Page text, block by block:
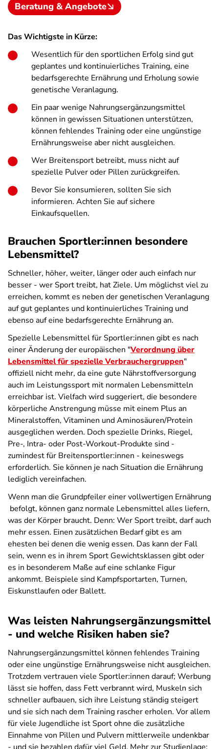
Beratung & Angebote
Das Wichtigste in Kürze:
Wesentlich für den sportlichen Erfolg sind gut
geplantes und kontinuierliches Training, eine
bedarfsgerechte Ernährung und Erholung sowie
genetische Veranlagung.
Ein paar wenige Nahrungsergänzungsmittel
können in gewissen Situationen unterstützen,
können fehlendes Training oder eine ungünstige
Ernährungsweise aber nicht ausgleichen.
Wer Breitensport betreibt, muss nicht auf
spezielle Pulver oder Pillen zurückgreifen.
Bevor Sie konsumieren, sollten Sie sich
informieren. Achten Sie auf sichere
Einkaufsquellen.
Brauchen Sportler:innen besondere
Lebensmittel?
Schneller, höher, weiter, länger oder auch einfach nur
besser - wer Sport treibt, hat Ziele. Um möglichst viel zu
erreichen, kommt es neben der genetischen Veranlagung
auf gut geplantes und kontinuierliches Training und
ebenso auf eine bedarfsgerechte Ernährung an.
Spezielle Lebensmittel für Sportler:innen gibt es nach
einer Änderung der europäischen "Verordnung über
Lebensmittel für spezielle Verbrauchergruppen"
offiziell nicht mehr, da eine gute Nährstoffversorgung
auch im Leistungssport mit normalen Lebensmitteln
erreichbar ist. Vielfach wird suggeriert, die besondere
körperliche Anstrengung müsse mit einem Plus an
Mineralstoffen, Vitaminen und Aminosäuren/Protein
ausgeglichen werden. Doch spezielle Drinks, Riegel,
Pre-, Intra- oder Post-Workout-Produkte sind -
zumindest für Breitensportler:innen - keineswegs
erforderlich. Sie können je nach Situation die Ernährung
lediglich vereinfachen.
Wenn man die Grundpfeiler einer vollwertigen Ernährung
befolgt, können ganz normale Lebensmittel alles liefern,
was der Körper braucht. Denn: Wer Sport treibt, darf auch
mehr essen. Einen zusätzlichen Bedarf gibt es am
ehesten bei denen die wenig essen. Das kann der Fall
sein, wenn es in ihrem Sport Gewichtsklassen gibt oder
es in besonderem Maße auf eine schlanke Figur
ankommt. Beispiele sind Kampfsportarten, Turnen,
Eiskunstlaufen oder Ballett.
Was leisten Nahrungsergänzungsmittel
- und welche Risiken haben sie?
Nahrungsergänzungsmittel können fehlendes Training
oder eine ungünstige Ernährungsweise nicht ausgleichen.
Trotzdem vertrauen viele Sportler:innen darauf; Werbung
lässt sie hoffen, dass Fett verbrannt wird, Muskeln sich
schneller aufbauen, sich ihre Leistung ständig steigert
und sie sich nach dem Training rascher erholen. Vor allem
für viele Jugendliche ist Sport ohne die zusätzliche
Einnahme von Pillen und Pulvern mittlerweile undenkbar